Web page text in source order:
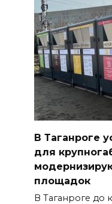
В Таганроге
для
площадок
В Таганроге до